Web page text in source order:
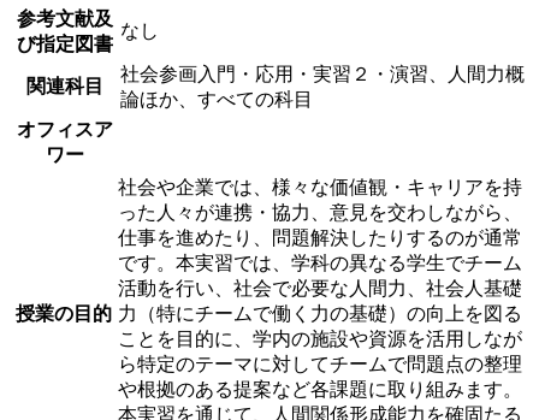
参考文献及
び指定図書
なし
関連科目
社会参画入門・応用・実習２・演習、人間力概
論ほか、すべての科目
オフィスア
ワー
授業の目的
社会や企業では、様々な価値観・キャリアを持
った人々が連携・協力、意見を交わしながら、
仕事を進めたり、問題解決したりするのが通常
です。本実習では、学科の異なる学生でチーム
活動を行い、社会で必要な人間力、社会人基礎
力（特にチームで働く力の基礎）の向上を図る
ことを目的に、学内の施設や資源を活用しなが
ら特定のテーマに対してチームで問題点の整理
や根拠のある提案など各課題に取り組みます。
本実習を通じて、人間関係形成能力を確固たる